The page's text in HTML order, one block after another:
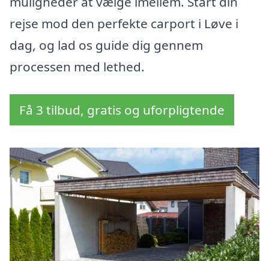
rejse mod den perfekte carport i Løve i
dag, og lad os guide dig gennem
processen med lethed.
Få 3 tilbud, gratis og uforpligtende